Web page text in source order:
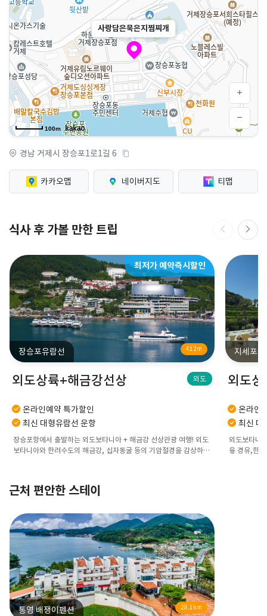
사랑담은묵은지찜찌개
100m
경남 거제시 장승포1로1길 6
카카오맵 네이버지도 티맵
식사 후 가볼 만한 트립
최저가 예약즉시할인
장승포유람선 412m
외도상륙+해금강선상 외도
온라인예약 특가할인
최신 대형유람선 운항
장승포항에서 출발하는 외도보타니아 + 해금강 선상관광 여행! 외도
보타니아와 한려수도의 해금강, 십자동굴 등의 기암절경을 감상하세
지세포
외도
온라인
최신 대
외도보타니
을 경유,한
근처 편안한 스테이
통영 배쟁이펜션 28.1km